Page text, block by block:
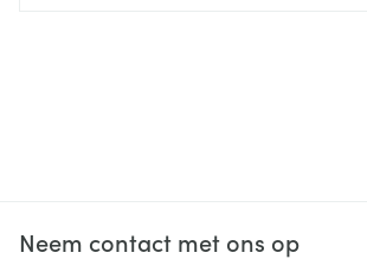
Neem contact met ons op